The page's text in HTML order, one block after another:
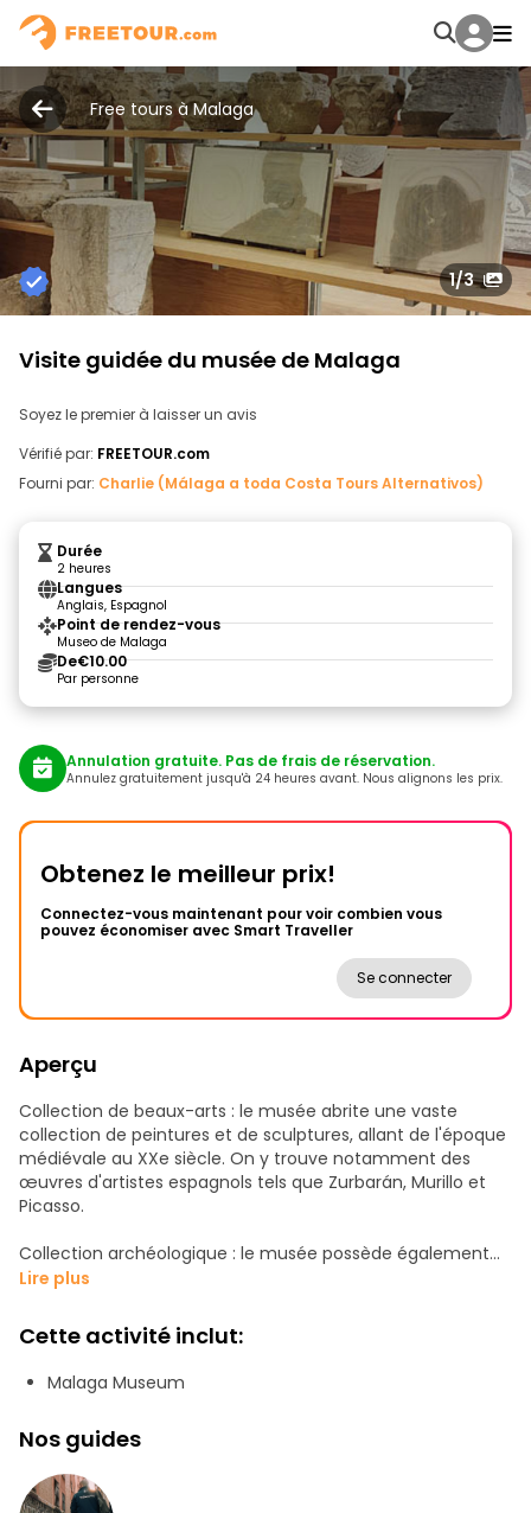
Free tours à Malaga
1/3
Visite guidée du musée de Malaga
Soyez le premier à laisser un avis
Vérifié par: FREETOUR.com
Fourni par: Charlie (Málaga a toda Costa Tours Alternativos)
Durée
2 heures
Langues
Anglais, Espagnol
Point de rendez-vous
Museo de Malaga
De€10.00
Par personne
Annulation gratuite. Pas de frais de réservation.
Annulez gratuitement jusqu'à 24 heures avant. Nous alignons les prix.
Obtenez le meilleur prix!
Connectez-vous maintenant pour voir combien vous
pouvez économiser avec Smart Traveller
Se connecter
Aperçu
Collection de beaux-arts : le musée abrite une vaste
collection de peintures et de sculptures, allant de l'époque
médiévale au XXe siècle. On y trouve notamment des
œuvres d'artistes espagnols tels que Zurbarán, Murillo et
Picasso.
Collection archéologique : le musée possède également
une importante collection d'objets archéologiques, allant
objets tels que des poteries, des bijoux, des pièces de
monnaie, des mosaïques et bien d'autres choses encore.
Collection ethnographique : la collection ethnographique
la province de Malaga, et comprend des objets tels que
des outils et des ustensiles.
Lire plus
Cette activité inclut:
Malaga Museum
Nos guides